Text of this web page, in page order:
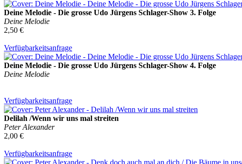
Deine Melodie - Die grosse Udo Jürgens Schlager-Show 3. Folge
Deine Melodie
2,50 €
Verfügbarkeitsanfrage
Deine Melodie - Die grosse Udo Jürgens Schlager-Show 4. Folge
Deine Melodie
Verfügbarkeitsanfrage
Delilah /Wenn wir uns mal streiten
Peter Alexander
2,00 €
Verfügbarkeitsanfrage